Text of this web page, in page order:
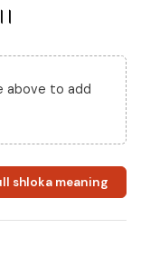
above to add
shloka meaning